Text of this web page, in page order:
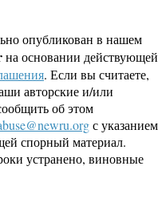
опубликован в нашем
на основании действующей
. Если вы считаете,
авторские и/или
об этом
с указанием
спорный материал.
устранено, виновные